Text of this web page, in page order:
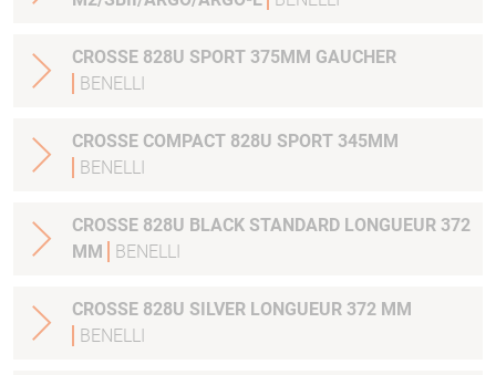
CROSSE 828U SPORT 375MM GAUCHER
BENELLI
CROSSE COMPACT 828U SPORT 345MM
BENELLI
CROSSE 828U BLACK STANDARD LONGUEUR 372
MM
BENELLI
CROSSE 828U SILVER LONGUEUR 372 MM
BENELLI